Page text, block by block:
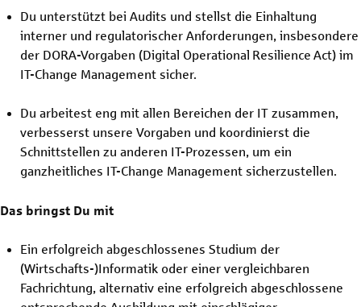
Du unterstützt bei Audits und stellst die Einhaltung
interner und regulatorischer Anforderungen, insbesondere
der DORA-Vorgaben (Digital Operational Resilience Act) im
IT-Change Management sicher.
Du arbeitest eng mit allen Bereichen der IT zusammen,
verbesserst unsere Vorgaben und koordinierst die
Schnittstellen zu anderen IT-Prozessen, um ein
ganzheitliches IT-Change Management sicherzustellen.
Das bringst Du mit
Ein erfolgreich abgeschlossenes Studium der
(Wirtschafts-)Informatik oder einer vergleichbaren
Fachrichtung, alternativ eine erfolgreich abgeschlossene